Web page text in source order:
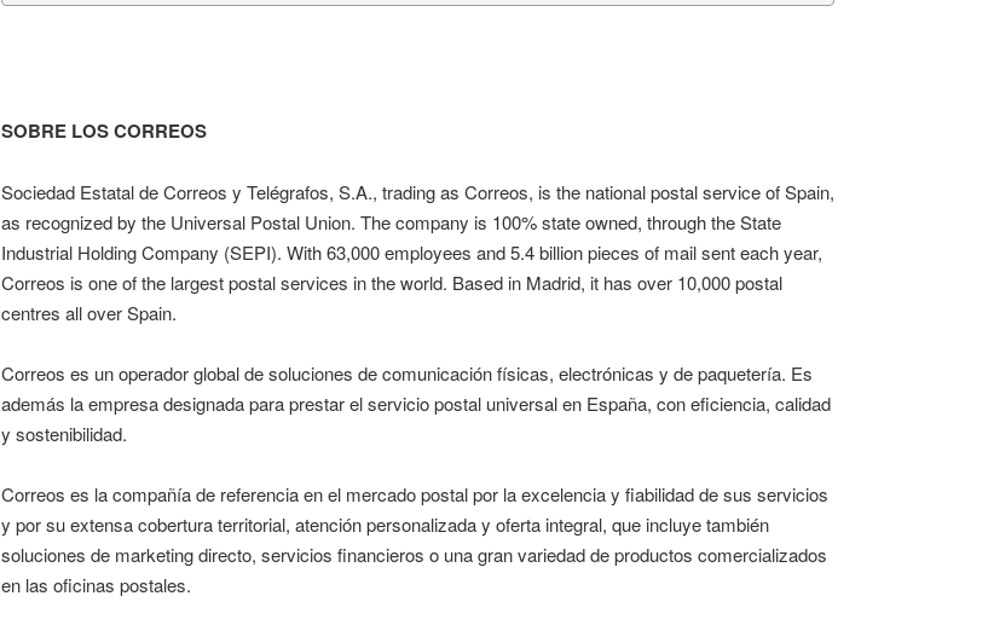
SOBRE LOS CORREOS
Sociedad Estatal de Correos y Telégrafos, S.A., trading as Correos, is the national postal service of Spain,
as recognized by the Universal Postal Union. The company is 100% state owned, through the State
Industrial Holding Company (SEPI). With 63,000 employees and 5.4 billion pieces of mail sent each year,
Correos is one of the largest postal services in the world. Based in Madrid, it has over 10,000 postal
centres all over Spain.
Correos es un operador global de soluciones de comunicación físicas, electrónicas y de paquetería. Es
además la empresa designada para prestar el servicio postal universal en España, con eficiencia, calidad
y sostenibilidad.
Correos es la compañía de referencia en el mercado postal por la excelencia y fiabilidad de sus servicios
y por su extensa cobertura territorial, atención personalizada y oferta integral, que incluye también
soluciones de marketing directo, servicios financieros o una gran variedad de productos comercializados
en las oficinas postales.